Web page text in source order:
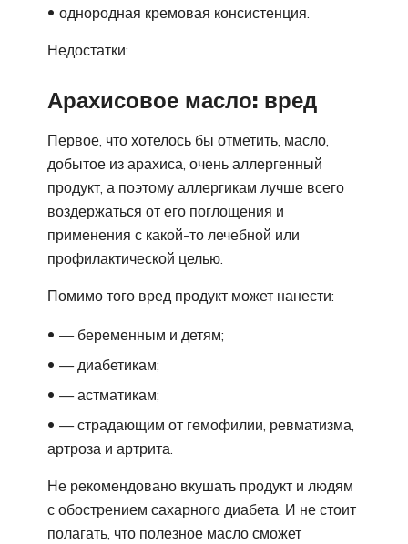
однородная кремовая консистенция.
Недостатки:
Арахисовое масло: вред
Первое, что хотелось бы отметить, масло,
добытое из арахиса, очень аллергенный
продукт, а поэтому аллергикам лучше всего
воздержаться от его поглощения и
применения с какой-то лечебной или
профилактической целью.
Помимо того вред продукт может нанести:
— беременным и детям;
— диабетикам;
— астматикам;
— страдающим от гемофилии, ревматизма,
артроза и артрита.
Не рекомендовано вкушать продукт и людям
с обострением сахарного диабета. И не стоит
полагать, что полезное масло сможет